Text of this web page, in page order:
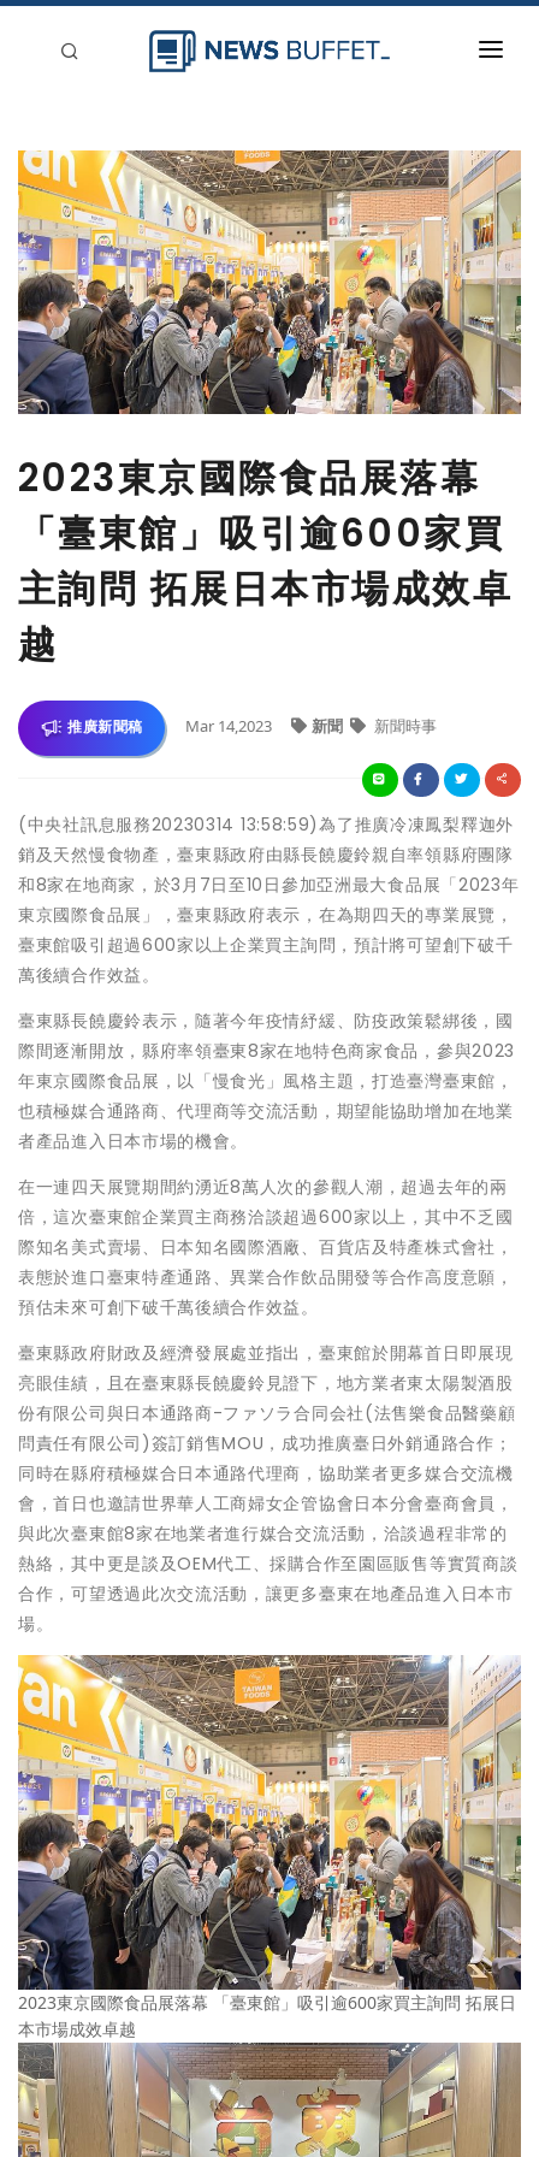
新聞稿分類
登入
刊登
2023東京國際食品展落幕
「臺東館」吸引逾600家買
主詢問 拓展日本市場成效卓
越
推廣新聞稿 Mar 14,2023 新聞 新聞時事
(中央社訊息服務20230314 13:58:59)為了推廣冷凍鳳梨釋迦外
銷及天然慢食物產，臺東縣政府由縣長饒慶鈴親自率領縣府團隊
和8家在地商家，於3月7日至10日參加亞洲最大食品展「2023年
東京國際食品展」，臺東縣政府表示，在為期四天的專業展覽，
臺東館吸引超過600家以上企業買主詢問，預計將可望創下破千
萬後續合作效益。
臺東縣長饒慶鈴表示，隨著今年疫情紓緩、防疫政策鬆綁後，國
際間逐漸開放，縣府率領臺東8家在地特色商家食品，參與2023
年東京國際食品展，以「慢食光」風格主題，打造臺灣臺東館，
也積極媒合通路商、代理商等交流活動，期望能協助增加在地業
者產品進入日本市場的機會。
在一連四天展覽期間約湧近8萬人次的參觀人潮，超過去年的兩
倍，這次臺東館企業買主商務洽談超過600家以上，其中不乏國
際知名美式賣場、日本知名國際酒廠、百貨店及特產株式會社，
表態於進口臺東特產通路、異業合作飲品開發等合作高度意願，
預估未來可創下破千萬後續合作效益。
臺東縣政府財政及經濟發展處並指出，臺東館於開幕首日即展現
亮眼佳績，且在臺東縣長饒慶鈴見證下，地方業者東太陽製酒股
份有限公司與日本通路商-ファソラ合同会社(法售樂食品醫藥顧
問責任有限公司)簽訂銷售MOU，成功推廣臺日外銷通路合作；
同時在縣府積極媒合日本通路代理商，協助業者更多媒合交流機
會，首日也邀請世界華人工商婦女企管協會日本分會臺商會員，
與此次臺東館8家在地業者進行媒合交流活動，洽談過程非常的
熱絡，其中更是談及OEM代工、採購合作至園區販售等實質商談
合作，可望透過此次交流活動，讓更多臺東在地產品進入日本市
場。
2023東京國際食品展落幕 「臺東館」吸引逾600家買主詢問 拓展日
本市場成效卓越